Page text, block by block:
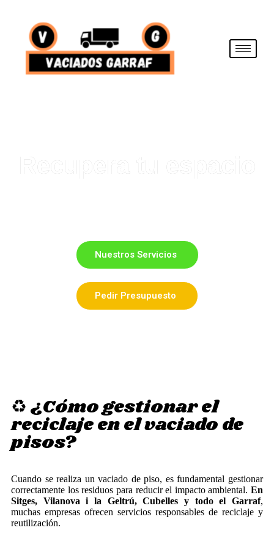
Nuestros Servicios
Pedir Presupuesto
♻️ ¿Cómo gestionar el
reciclaje en el vaciado de
pisos?
Cuando se realiza un vaciado de piso, es fundamental gestionar
correctamente los residuos para reducir el impacto ambiental. En
Sitges, Vilanova i la Geltrú, Cubelles y todo el Garraf,
muchas empresas ofrecen servicios responsables de reciclaje y
reutilización.